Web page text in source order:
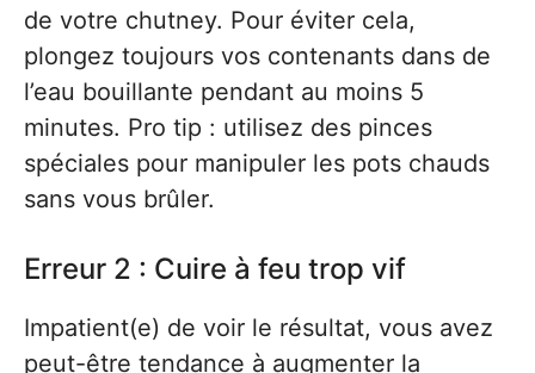
de votre chutney. Pour éviter cela,
plongez toujours vos contenants dans de
l’eau bouillante pendant au moins 5
minutes. Pro tip : utilisez des pinces
spéciales pour manipuler les pots chauds
sans vous brûler.
Erreur 2 : Cuire à feu trop vif
Impatient(e) de voir le résultat, vous avez
peut-être tendance à augmenter la